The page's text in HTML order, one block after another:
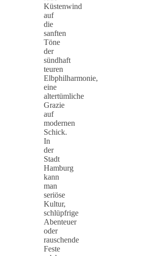
Küstenwind
auf
die
sanften
Töne
der
sündhaft
teuren
Elbphilharmonie,
eine
altertümliche
Grazie
auf
modernen
Schick.
In
der
Stadt
Hamburg
kann
man
seriöse
Kultur,
schlüpfrige
Abenteuer
oder
rauschende
Feste